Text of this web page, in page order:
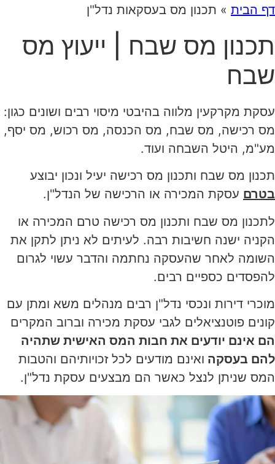
דף הבית » תכנון מס בעסקאות נדל"ן
תכנון מס שבח | ייעוץ מס
שבח
עסקת מקרקעין מלווה בהיבטי מיסוי רבים ושונים כגון:
מס רכישה, מס שבח, מס הכנסה, מס רכוש, מס יסף,
מע"מ, היטל השבחה ועוד.
תכנון מס שבח ותכנון מס רכישה יעיל ונכון יבוצע
בטרם עסקת המכירה או הרכישה של הנדל"ן.
לתכנון מס שבח ותכנון מס רכישה טרם המכירה או
הקניה ישנה חשיבות רבה. לעיתים לא ניתן לתקן את
השומה לאחר שהעסקה נחתמה והדבר עשוי לגרום
להפסדים כספיים רבים.
מוכרי דירות ונכסי נדל"ן רבים מנהלים משא ומתן עם
קונים פוטנציאלים לגבי עסקת מכירה וברוב המקרים
הם אינם יודעים את חבות המס האישית שתהיה
להם בעסקה ואינם מודעים לכל זכויותיהם והטבות
המס שניתן לנצל כאשר הם מבצעים עסקת נדל"ן.